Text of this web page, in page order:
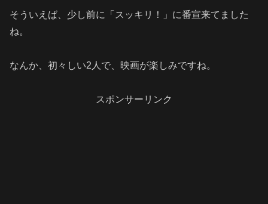
そういえば、少し前に「スッキリ！」に番宣来てました
ね。
なんか、初々しい2人で、映画が楽しみですね。
スポンサーリンク